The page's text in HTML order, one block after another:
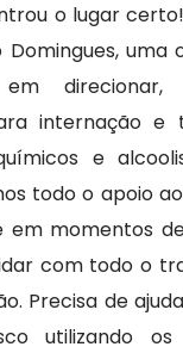
o lugar
uma
em
internação e
e
todo o apoio
em momentos
com todo o
Precisa de
utilizando